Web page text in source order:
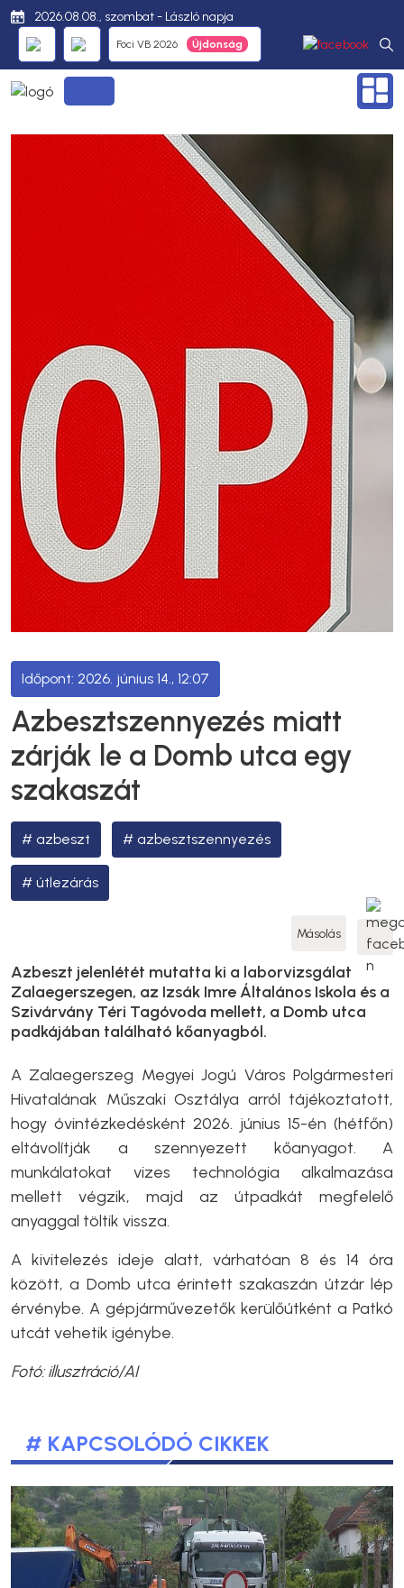
2026.08.08., szombat - László napja
Foci VB 2026
2026. június 14., 12:07
Azbesztszennyezés miatt
zárják le a Domb utca egy
szakaszát
azbeszt azbesztszennyezés
útlezárás
Másolás
Azbeszt jelenlétét mutatta ki a laborvizsgálat
Zalaegerszegen, az Izsák Imre Általános Iskola és a
Szivárvány Téri Tagóvoda mellett, a Domb utca
padkájában található kőanyagból.
A Zalaegerszeg Megyei Jogú Város Polgármesteri
Hivatalának Műszaki Osztálya arról tájékoztatott,
hogy óvintézkedésként 2026. június 15-én (hétfőn)
eltávolítják a szennyezett kőanyagot. A
munkálatokat vizes technológia alkalmazása
mellett végzik, majd az útpadkát megfelelő
anyaggal töltik vissza.
A kivitelezés ideje alatt, várhatóan 8 és 14 óra
között, a Domb utca érintett szakaszán útzár lép
érvénybe. A gépjárművezetők kerülőútként a Patkó
utcát vehetik igénybe.
Fotó: illusztráció/AI
# KAPCSOLÓDÓ CIKKEK